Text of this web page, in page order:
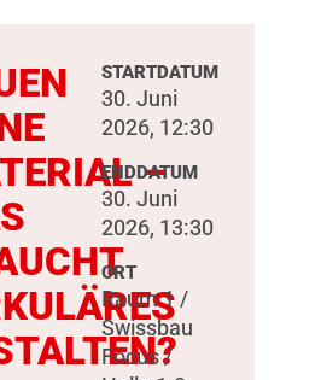
–
STARTDATUM
30. Juni
2026, 12:30
ENDDATUM
30. Juni
2026, 13:30
ORT
Raum 1 /
Swissbau
Focus /